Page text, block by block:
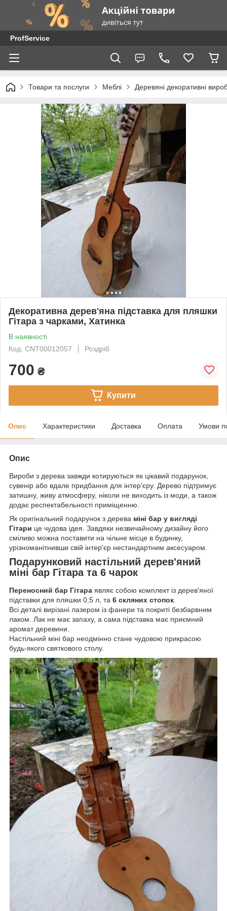
ProfService
Товари та послуги Меблі Деревяні декоративні
Декоративна дерев'яна підставка для пляшки
Гітара з чарками, Хатинка
В наявності
Код: CNT00012057
Роздріб
700 ₴
Купити
Опис Характеристики Доставка Оплата Умови
Опис
Вироби з дерева завжди котируються як цікавий подарунок,
сувенір або вдале придбання для інтер'єру. Дерево підтримує
затишну, живу атмосферу, ніколи не виходить із моди, а також
додає респектабельності приміщенню.
Як оригінальний подарунок з дерева міні бар у вигляді
Гітари це чудова ідея. Завдяки незвичайному дизайну його
сміливо можна поставити на чільне місце в будинку,
урізноманітнивши свій інтер'єр нестандартним аксесуаром.
Подарунковий настільний дерев'яний
міні бар Гітара та 6 чарок
Переносний бар Гітара являє собою комплект із дерев'яної
підставки для пляшки 0,5 л, та 6 скляних стопок.
Всі деталі вирізані лазером із фанери та покриті безбарвним
лаком. Лак не має запаху, а сама підставка має приємний
аромат деревини.
Настільний міні бар неодмінно стане чудовою прикрасою
будь-якого святкового столу.